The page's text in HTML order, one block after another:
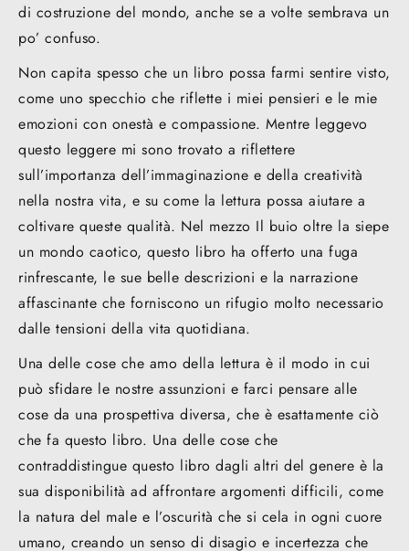
di costruzione del mondo, anche se a volte sembrava un
po’ confuso.
Non capita spesso che un libro possa farmi sentire visto,
come uno specchio che riflette i miei pensieri e le mie
emozioni con onestà e compassione. Mentre leggevo
questo leggere mi sono trovato a riflettere
sull’importanza dell’immaginazione e della creatività
nella nostra vita, e su come la lettura possa aiutare a
coltivare queste qualità. Nel mezzo Il buio oltre la siepe
un mondo caotico, questo libro ha offerto una fuga
rinfrescante, le sue belle descrizioni e la narrazione
affascinante che forniscono un rifugio molto necessario
dalle tensioni della vita quotidiana.
Una delle cose che amo della lettura è il modo in cui
può sfidare le nostre assunzioni e farci pensare alle
cose da una prospettiva diversa, che è esattamente ciò
che fa questo libro. Una delle cose che
contraddistingue questo libro dagli altri del genere è la
sua disponibilità ad affrontare argomenti difficili, come
la natura del male e l’oscurità che si cela in ogni cuore
umano, creando un senso di disagio e incertezza che